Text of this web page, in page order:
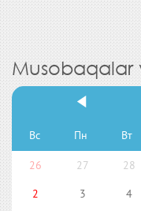
Musobaqalar
Вс Пн Вт
26 27 28
2
3 4